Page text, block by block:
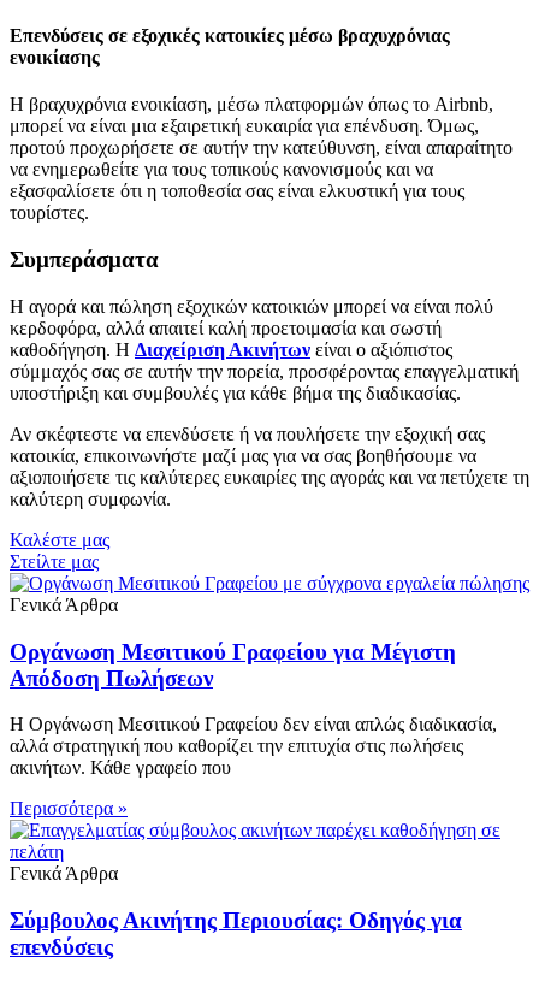
Επενδύσεις σε εξοχικές κατοικίες μέσω βραχυχρόνιας
ενοικίασης
Η βραχυχρόνια ενοικίαση, μέσω πλατφορμών όπως το Airbnb,
μπορεί να είναι μια εξαιρετική ευκαιρία για επένδυση. Όμως,
προτού προχωρήσετε σε αυτήν την κατεύθυνση, είναι απαραίτητο
να ενημερωθείτε για τους τοπικούς κανονισμούς και να
εξασφαλίσετε ότι η τοποθεσία σας είναι ελκυστική για τους
τουρίστες.
Συμπεράσματα
Η αγορά και πώληση εξοχικών κατοικιών μπορεί να είναι πολύ
κερδοφόρα, αλλά απαιτεί καλή προετοιμασία και σωστή
καθοδήγηση. Η Διαχείριση Ακινήτων είναι ο αξιόπιστος
σύμμαχός σας σε αυτήν την πορεία, προσφέροντας επαγγελματική
υποστήριξη και συμβουλές για κάθε βήμα της διαδικασίας.
Αν σκέφτεστε να επενδύσετε ή να πουλήσετε την εξοχική σας
κατοικία, επικοινωνήστε μαζί μας για να σας βοηθήσουμε να
αξιοποιήσετε τις καλύτερες ευκαιρίες της αγοράς και να πετύχετε τη
καλύτερη συμφωνία.
Καλέστε μας
Στείλτε μας
Γενικά Άρθρα
Οργάνωση Μεσιτικού Γραφείου για Μέγιστη
Απόδοση Πωλήσεων
Η Οργάνωση Μεσιτικού Γραφείου δεν είναι απλώς διαδικασία,
αλλά στρατηγική που καθορίζει την επιτυχία στις πωλήσεις
ακινήτων. Κάθε γραφείο που
Περισσότερα »
Γενικά Άρθρα
Σύμβουλος Ακινήτης Περιουσίας: Οδηγός για
επενδύσεις